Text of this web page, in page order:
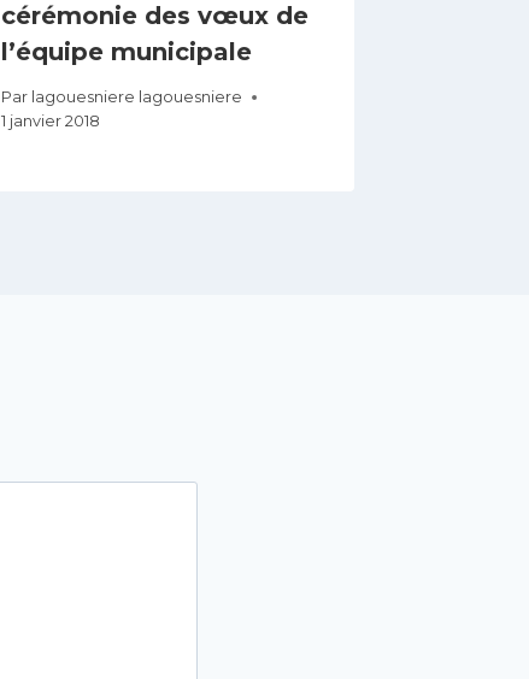
cérémonie des vœux de
l’équipe municipale
Par lagouesniere lagouesniere
1 janvier 2018